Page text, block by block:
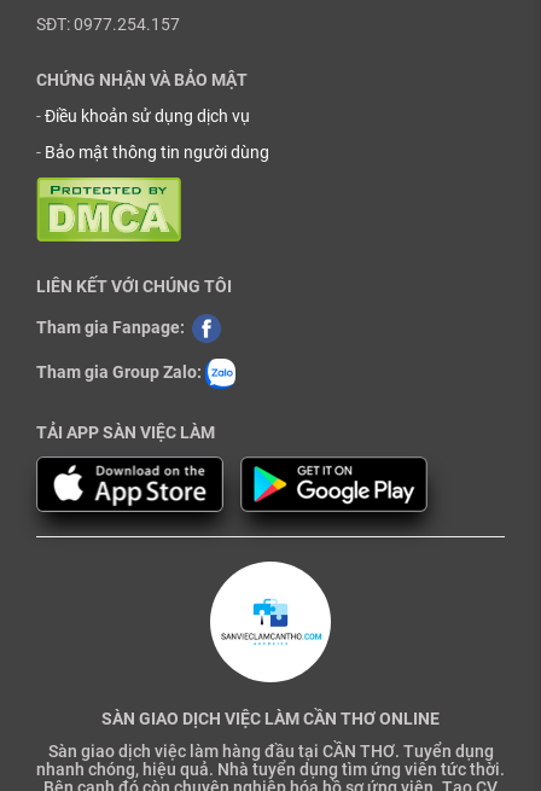
SĐT: 0977.254.157
CHỨNG NHẬN VÀ BẢO MẬT
-Điều khoản sử dụng dịch vụ
- Bảo mật thông tin người dùng
LIÊN KẾT VỚI CHÚNG TÔI
Tham gia Fanpage:
Tham gia Group Zalo:
TẢI APP SÀN VIỆC LÀM
SÀN GIAO DỊCH VIỆC LÀM CẦN THƠ ONLINE
Sàn giao dịch việc làm hàng đầu tại CẦN THƠ. Tuyển dụng
nhanh chóng, hiệu quả. Nhà tuyển dụng tìm ứng viên tức thời.